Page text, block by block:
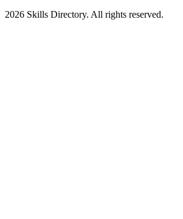
2026 Skills Directory. All rights reserved.